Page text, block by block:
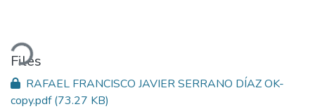
Files
RAFAEL FRANCISCO JAVIER SERRANO DÍAZ OK-
copy.pdf(73.27 KB)